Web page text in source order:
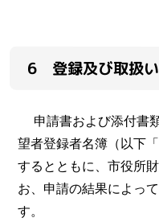
6 登録及び取扱い
申請書および添付書
望者登録者名簿（以下
するとともに、市役所
お、申請の結果によっ
す。